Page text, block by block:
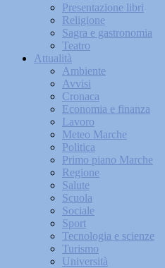
Presentazione libri
Religione
Sagra e gastronomia
Teatro
Attualità
Ambiente
Avvisi
Cronaca
Economia e finanza
Lavoro
Meteo Marche
Politica
Primo piano Marche
Regione
Salute
Scuola
Sociale
Sport
Tecnologia e scienze
Turismo
Università